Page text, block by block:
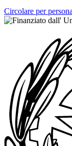
Circolare per